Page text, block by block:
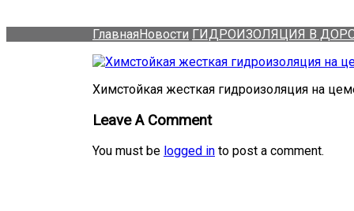
ГлавнаяНовости ГИДРОИЗОЛЯЦИЯ В
Химстойкая жесткая гидроизоляция на
Leave A Comment
You must be logged in to post a comment.